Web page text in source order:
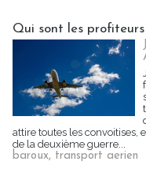
Qui sont les
attire toutes les convoitises,
de la deuxième guerre...
baroux, transport aerien